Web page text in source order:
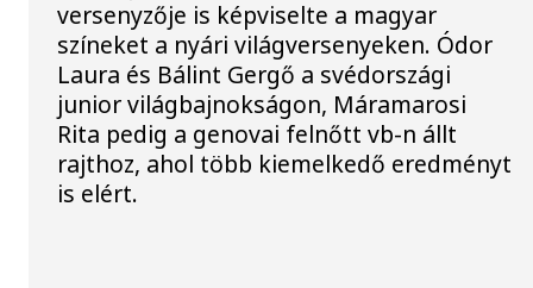
versenyzője is képviselte a magyar
színeket a nyári világversenyeken. Ódor
Laura és Bálint Gergő a svédországi
junior világbajnokságon, Máramarosi
Rita pedig a genovai felnőtt vb-n állt
rajthoz, ahol több kiemelkedő eredményt
is elért.